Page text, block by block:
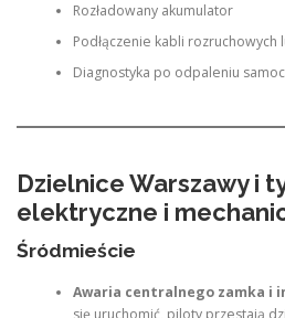
Rozładowany akumulator
Podłączenie kabli
Diagnostyka po odpaleniu
Dzielnice Warszawy i
elektryczne i
Śródmieście
Awaria centralnego zamka i